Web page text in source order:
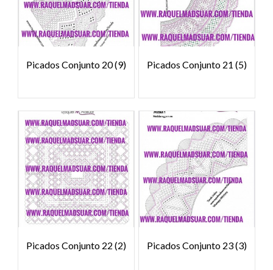
Picados Conjunto 20(9) Picados Conjunto 21 (5)
Picados Conjunto 22(2) Picados Conjunto 23(3)